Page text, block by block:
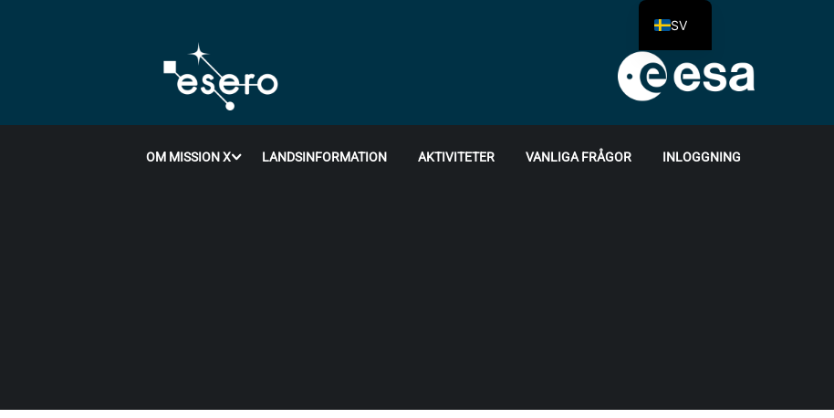
OM MISSION X LANDSINFORMATION AKTIVITETER VANLIGA FRÅGOR INLOGGNING
SV